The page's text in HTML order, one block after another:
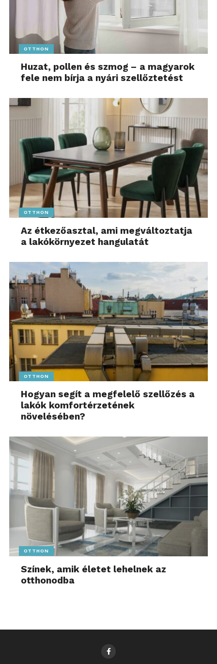
OTTHON
Huzat, pollen és szmog – a magyarok
fele nem bírja a nyári szellőztetést
OTTHON
Az étkezőasztal, ami megváltoztatja
a lakókörnyezet hangulatát
OTTHON
Hogyan segít a megfelelő szellőzés a
lakók komfortérzetének
növelésében?
OTTHON
Színek, amik életet lehelnek az
otthonodba